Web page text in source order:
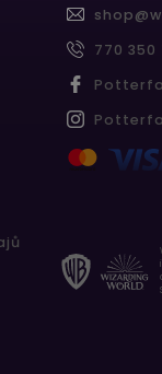
shop@
770 350